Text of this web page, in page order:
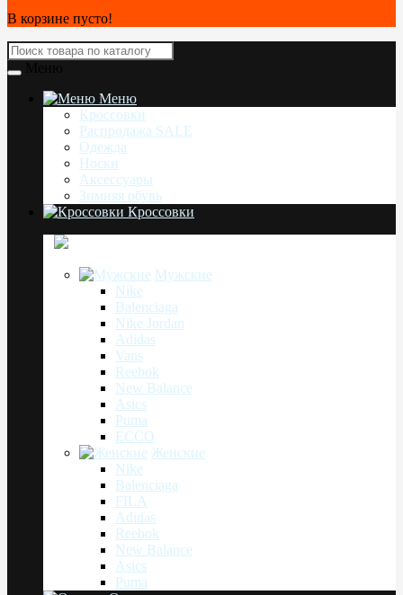
В корзине пусто!
Меню
Кроссовки
Распродажа SALE
Одежда
Носки
Аксессуары
Зимняя обувь
Кроссовки
Мужские
Nike
Balenciaga
Nike Jordan
Adidas
Vans
Reebok
New Balance
Asics
Puma
ECCO
Женские
Nike
Balenciaga
FILA
Adidas
Reebok
New Balance
Asics
Puma